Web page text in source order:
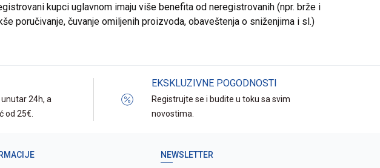
kupci uglavnom imaju više benefita od neregistrovanih (npr. brže i
poručivanje, čuvanje omiljenih proizvoda, obaveštenja o sniženjima i sl.)
24h, a
od 25€.
EKSKLUZIVNE POGODNOSTI
Registrujte se i budite u toku sa svim
novostima.
NEWSLETTER